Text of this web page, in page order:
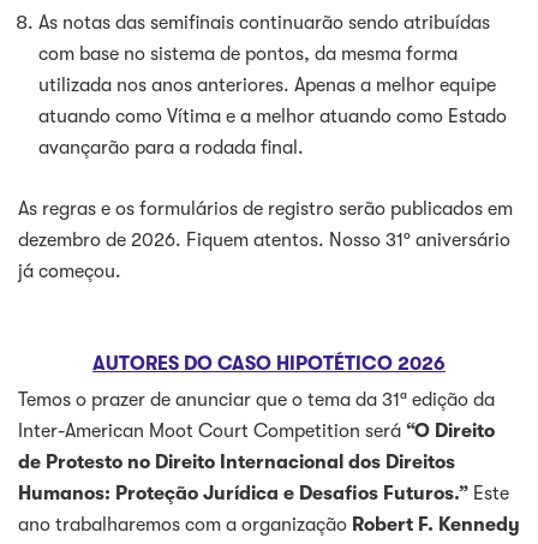
As notas das semifinais continuarão sendo atribuídas
com base no sistema de pontos, da mesma forma
utilizada nos anos anteriores. Apenas a melhor equipe
atuando como Vítima e a melhor atuando como Estado
avançarão para a rodada final.
As regras e os formulários de registro serão publicados em
dezembro de 2026. Fiquem atentos. Nosso 31º aniversário
já começou.
AUTORES DO CASO HIPOTÉTICO 2026
Temos o prazer de anunciar que o tema da 31ª edição da
Inter-American Moot Court Competition será “O Direito
de Protesto no Direito Internacional dos Direitos
Humanos: Proteção Jurídica e Desafios Futuros.” Este
ano trabalharemos com a organização Robert F. Kennedy